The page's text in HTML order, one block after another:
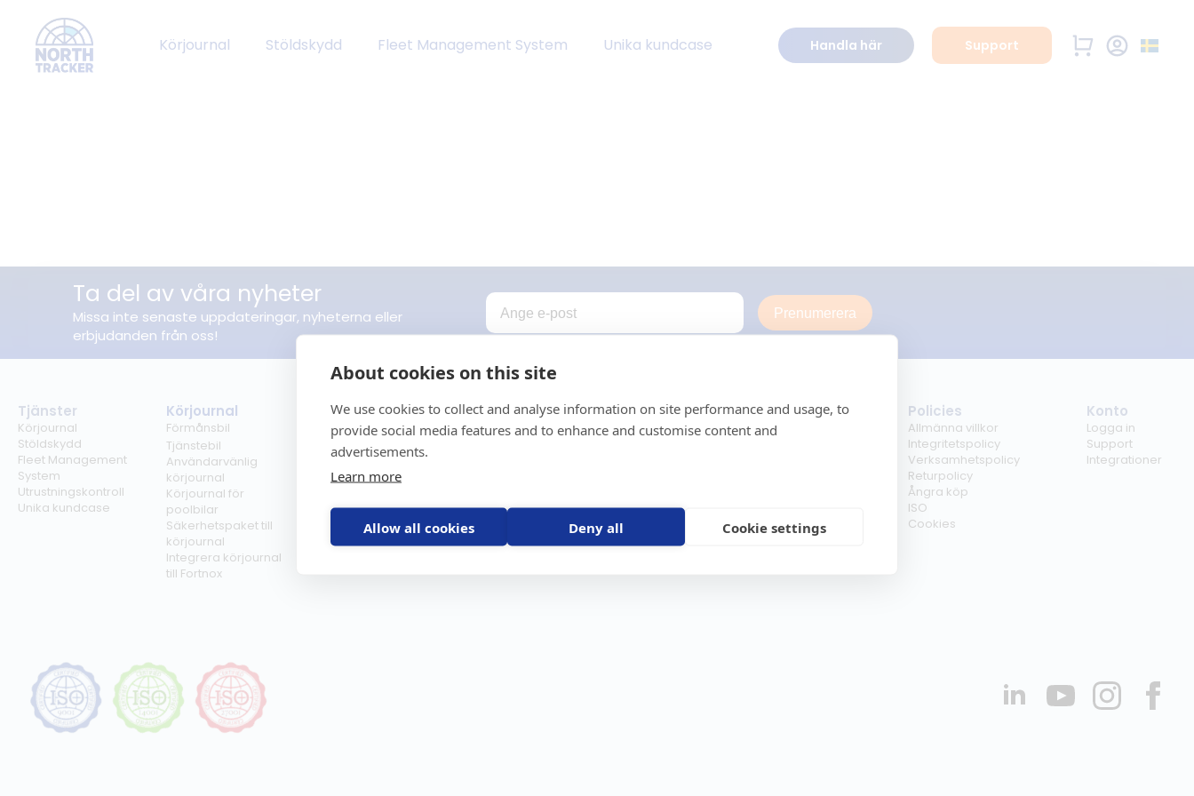
About cookies on this site
We use cookies to collect and analyse information on site performance and usage, to
provide social media features and to enhance and customise content and
advertisements.
Learn more
Allow all cookies Deny all Cookie settings
Körjournal Stöldskydd Fleet Management System Unika kundcase Handla här Support
Ta del av våra nyheter
Missa inte senaste uppdateringar, nyheterna eller
erbjudanden från oss!
Prenumerera
Tjänster
Körjournal
Stöldskydd
Fleet Management
System
Utrustningskontroll
Unika kundcase
Körjournal
Förmånsbil
Tjänstebil
Användarvänlig
körjournal
Körjournal för
poolbilar
Säkerhetspaket till
körjournal
Integrera körjournal
till Fortnox
Regelverk
Milersättning
Regler för tjänstebil
Regler för
förmånsbil
GPS-trackers
Scout 2.0
Stöldskydd
Båt
Åkgräsklippare
Moped
Vattenskoter
Företag
Om oss
Policies
Allmänna villkor
Integritetspolicy
Verksamhetspolicy
Returpolicy
Ångra köp
ISO
Cookies
Konto
Logga in
Support
Integrationer